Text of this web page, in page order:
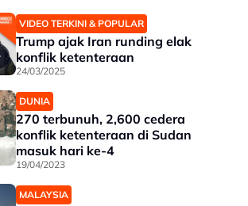
VIDEO TERKINI & POPULAR
Trump ajak Iran runding elak
konflik ketenteraan
24/03/2025
DUNIA
270 terbunuh, 2,600 cedera
konflik ketenteraan di Sudan
masuk hari ke-4
19/04/2023
MALAYSIA